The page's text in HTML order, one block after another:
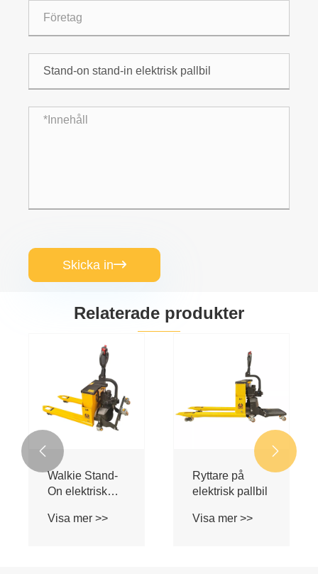
Skicka in
Relaterade produkter
Ryttare på
elektrisk pallbil
Visa mer >>
Stand-up
ryttare
Visa mer >>
 